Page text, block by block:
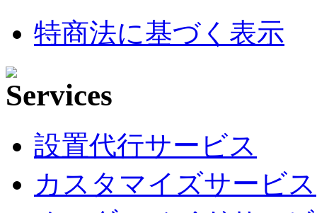
特商法に基づく表示
設置代行サービス
カスタマイズサービス